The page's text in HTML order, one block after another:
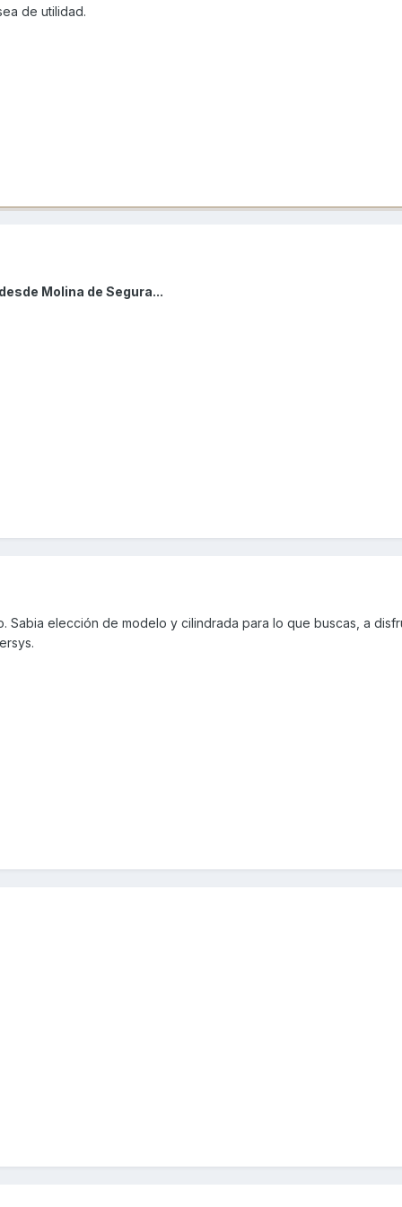
de utilidad.
Molina de Segura...
Sabia elección de modelo y cilindrada para lo que buscas, a